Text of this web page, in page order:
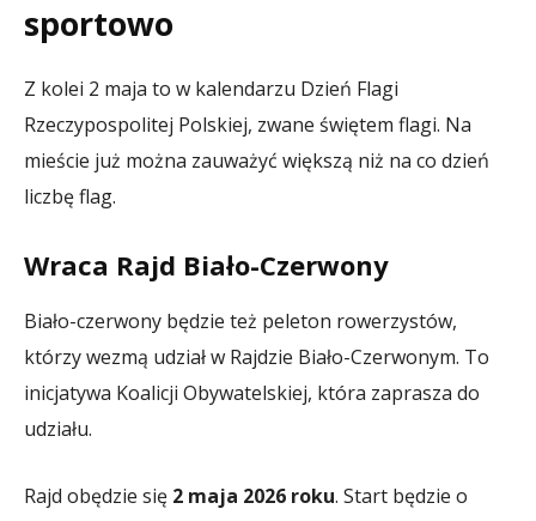
sportowo
Z kolei 2 maja to w kalendarzu Dzień Flagi
Rzeczypospolitej Polskiej, zwane świętem flagi. Na
mieście już można zauważyć większą niż na co dzień
liczbę flag.
Wraca Rajd Biało-Czerwony
Biało-czerwony będzie też peleton rowerzystów,
którzy wezmą udział w Rajdzie Biało-Czerwonym. To
inicjatywa Koalicji Obywatelskiej, która zaprasza do
udziału.
Rajd obędzie się 2 maja 2026 roku. Start będzie o